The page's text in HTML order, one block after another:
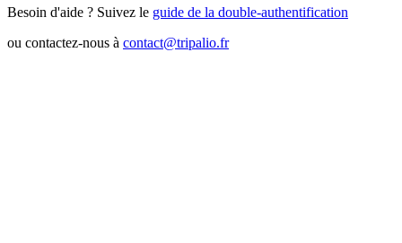
Besoin d'aide ? Suivez le guide de la double-authentification
ou contactez-nous à contact@tripalio.fr